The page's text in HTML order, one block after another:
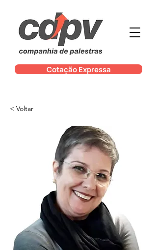
Cotação Expressa
< Voltar